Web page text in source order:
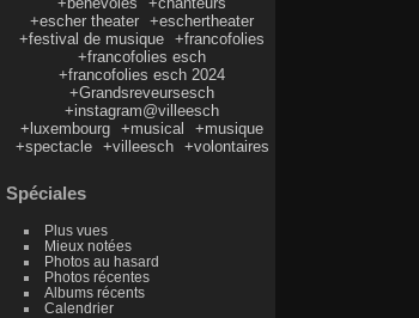
+escher theater
+eschertheater
+festival de musique
+francofolies
+francofolies esch
+francofolies esch 2024
+Grandsreveursesch
+instagram@villeesch
+luxembourg
+musical
+musique
+spectacle
+villeesch +volontaires
Spéciales
Plus vues
Mieux notées
Photos au hasard
Photos récentes
Albums récents
Calendrier